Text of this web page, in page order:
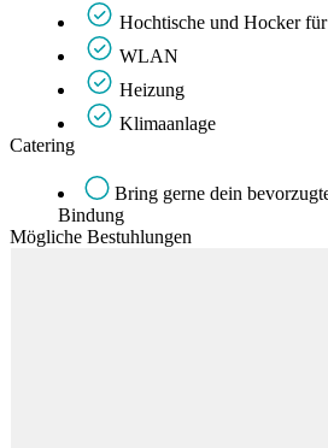
Hochtische und Hocker für
WLAN
Heizung
Klimaanlage
Catering
Bring gerne dein
Bindung
Mögliche Bestuhlungen